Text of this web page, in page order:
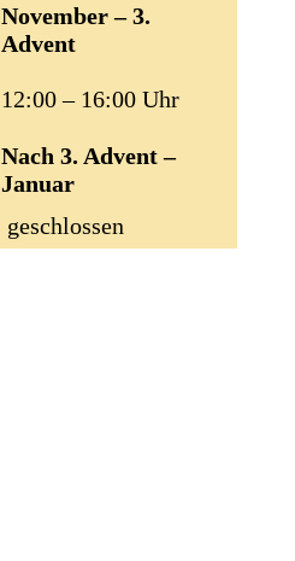
November – 3.
Advent
12:00 – 16:00 Uhr
Nach 3. Advent –
Januar
geschlossen